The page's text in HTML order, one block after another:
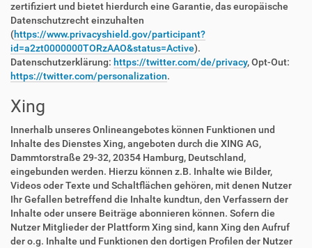
zertifiziert und bietet hierdurch eine Garantie, das europäische
Datenschutzrecht einzuhalten
(https://www.privacyshield.gov/participant?
id=a2zt0000000TORzAAO&status=Active).
Datenschutzerklärung: https://twitter.com/de/privacy, Opt-Out:
https://twitter.com/personalization.
Xing
Innerhalb unseres Onlineangebotes können Funktionen und
Inhalte des Dienstes Xing, angeboten durch die XING AG,
Dammtorstraße 29-32, 20354 Hamburg, Deutschland,
eingebunden werden. Hierzu können z.B. Inhalte wie Bilder,
Videos oder Texte und Schaltflächen gehören, mit denen Nutzer
Ihr Gefallen betreffend die Inhalte kundtun, den Verfassern der
Inhalte oder unsere Beiträge abonnieren können. Sofern die
Nutzer Mitglieder der Plattform Xing sind, kann Xing den Aufruf
der o.g. Inhalte und Funktionen den dortigen Profilen der Nutzer